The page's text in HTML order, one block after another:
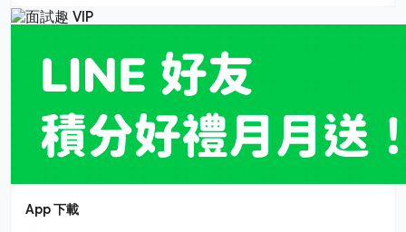
App 下載